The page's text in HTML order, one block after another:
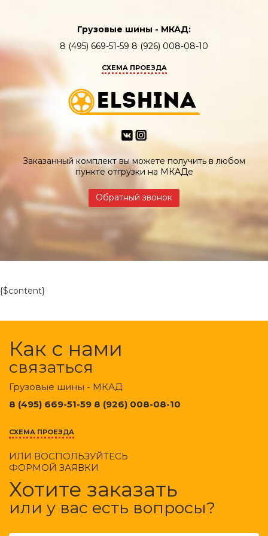
Грузовые шины - МКАД:
8 (495) 669-51-59 8 (926) 008-08-10
СХЕМА ПРОЕЗДА
Заказанный комплект вы можете получить в любом
пункте отгрузки на МКАДе
Обратный звонок
{$content}
Как с нами
связаться
Грузовые шины - МКАД:
8 (495) 669-51-59 8 (926) 008-08-10
СХЕМА ПРОЕЗДА
ИЛИ ВОСПОЛЬЗУЙТЕСЬ
ФОРМОЙ ЗАЯВКИ
Хотите заказать
или у вас есть вопросы?